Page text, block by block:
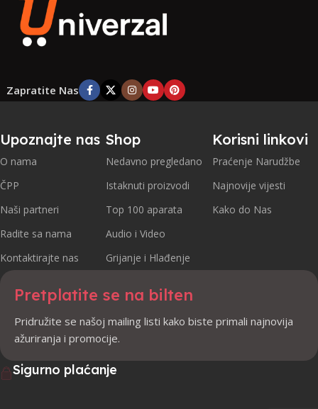
Zapratite Nas
Upoznajte nas
O nama
ČPP
Naši partneri
Radite sa nama
Kontaktirajte nas
Shop
Nedavno pregledano
Istaknuti proizvodi
Top 100 aparata
Audio i Video
Grijanje i Hlađenje
Korisni linkovi
Praćenje Narudžbe
Najnovije vijesti
Kako do Nas
Pretplatite se na bilten
Pridružite se našoj mailing listi kako biste primali najnovija
ažuriranja i promocije.
Sigurno plaćanje